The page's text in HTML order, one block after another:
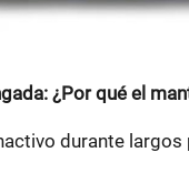
¿Por qué el
durante